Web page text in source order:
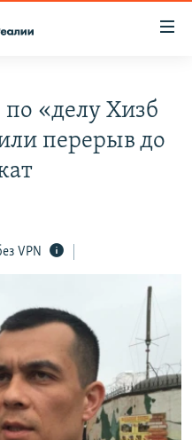
СОПРОТИВЛЕНИЯ
по «делу Хизб
перерыв до
VPN